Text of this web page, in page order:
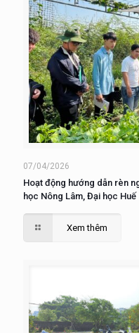
07/04/2026
Hoạt động hướng dẫn rèn
học Nông Lâm, Đại học Huế
Xem thêm